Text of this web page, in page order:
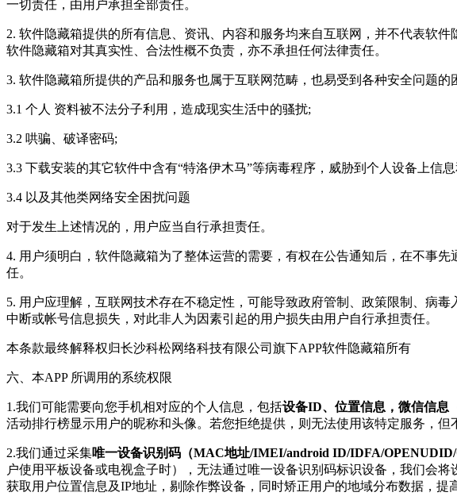
一切责任，由用户承担全部责任。
2. 软件隐藏箱提供的所有信息、资讯、内容和服务均来自互联网，并不代表软
软件隐藏箱对其真实性、合法性概不负责，亦不承担任何法律责任。
3. 软件隐藏箱所提供的产品和服务也属于互联网范畴，也易受到各种安全问题的
3.1 个人 资料被不法分子利用，造成现实生活中的骚扰;
3.2 哄骗、破译密码;
3.3 下载安装的其它软件中含有“特洛伊木马”等病毒程序，威胁到个人设备上信
3.4 以及其他类网络安全困扰问题
对于发生上述情况的，用户应当自行承担责任。
4. 用户须明白，软件隐藏箱为了整体运营的需要，有权在公告通知后，在不事
任。
5. 用户应理解，互联网技术存在不稳定性，可能导致政府管制、政策限制、病
中断或帐号信息损失，对此非人为因素引起的用户损失由用户自行承担责任。
本条款最终解释权归长沙科松网络科技有限公司旗下APP软件隐藏箱所有
六、本APP 所调用的系统权限
1.我们可能需要向您手机相对应的个人信息，包括设备ID、位置信息，微信信息
活动排行榜显示用户的昵称和头像。若您拒绝提供，则无法使用该特定服务，但
2.我们通过采集唯一设备识别码（MAC地址/IMEI/android ID/IDFA/
户使用平板设备或电视盒子时），无法通过唯一设备识别码标识设备，我们会
获取用户位置信息及IP地址，剔除作弊设备，同时矫正用户的地域分布数据，提